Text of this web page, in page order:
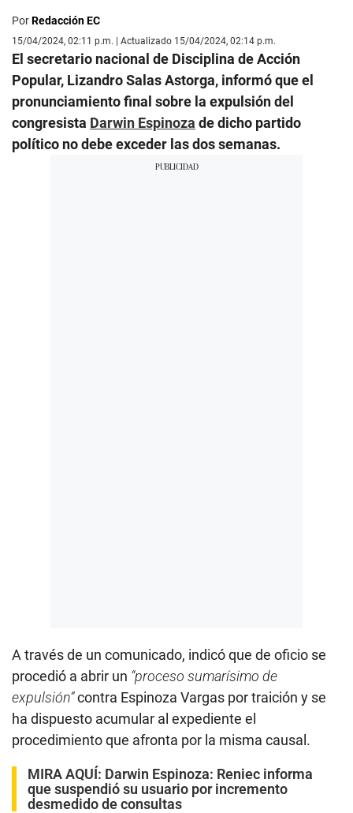
PorRedacción EC
15/04/2024, 02:11 p.m. | Actualizado 15/04/2024, 02:14 p.m.
El secretario nacional de Disciplina de Acción
Popular, Lizandro Salas Astorga, informó que el
pronunciamiento final sobre la expulsión del
congresista Darwin Espinoza de dicho partido
político no debe exceder las dos semanas.
A través de un comunicado, indicó que de oficio se
procedió a abrir un “proceso sumarísimo de
expulsión”contra Espinoza Vargas por traición y se
ha dispuesto acumular al expediente el
procedimiento que afronta por la misma causal.
MIRA AQUÍ: Darwin Espinoza: Reniec informa
que suspendió su usuario por incremento
desmedido de consultas